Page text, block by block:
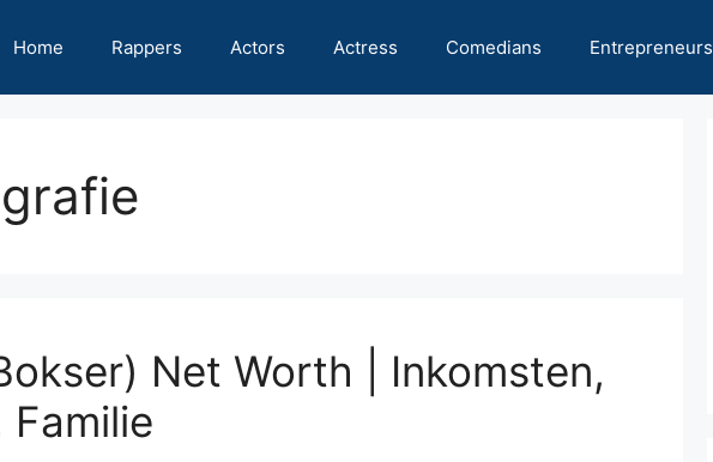
Home Rappers Actors Actress Comedians Entrepreneurs
Net Worth | Inkomsten,
Familie